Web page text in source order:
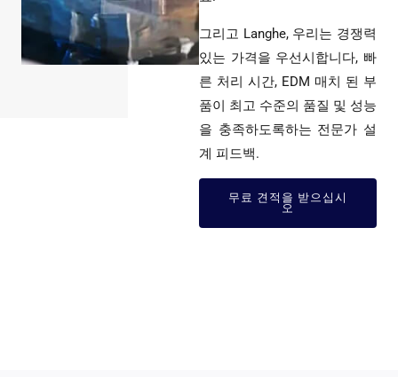
그리고 Langhe, 우리는 경쟁력
있는 가격을 우선시합니다, 빠
른 처리 시간, EDM 매치 된 부
품이 최고 수준의 품질 및 성능
을 충족하도록하는 전문가 설
계 피드백.
무료 견적을 받으십시
오